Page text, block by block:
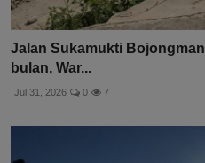
Jalan Sukamukti
bulan, War...
Jul 31, 2026 0 7